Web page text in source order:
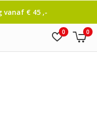
0 0
vanaf € 45 ,-